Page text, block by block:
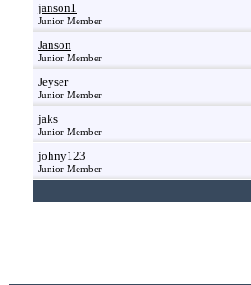
janson1
Junior Member
Janson
Junior Member
Jeyser
Junior Member
jaks
Junior Member
johny123
Junior Member